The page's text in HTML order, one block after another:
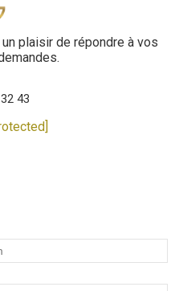
un plaisir de répondre à vos
43